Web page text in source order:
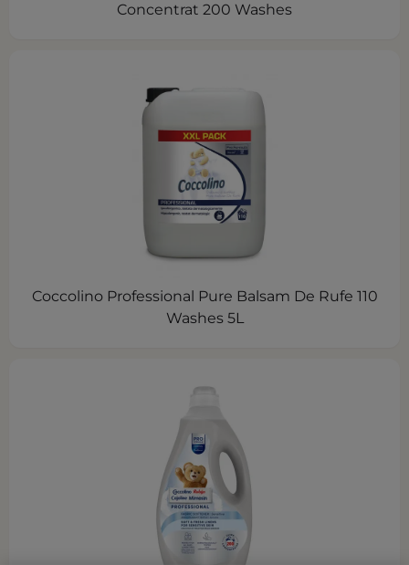
Concentrat 200 Washes
Coccolino Professional Pure Balsam De Rufe 110
Washes 5L